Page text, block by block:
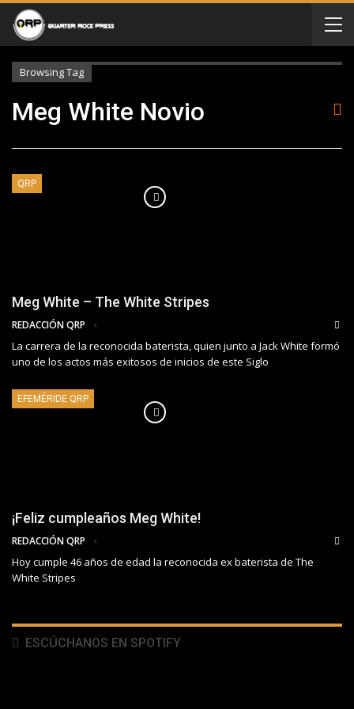
Browsing Tag
Meg White Novio
QRP
Meg White – The White Stripes
REDACCIÓN QRP
La carrera de la reconocida baterista, quien junto a Jack White formó
uno de los actos más exitosos de inicios de este Siglo
EFEMÉRIDE QRP
¡Feliz cumpleaños Meg White!
REDACCIÓN QRP
Hoy cumple 46 años de edad la reconocida ex baterista de The
White Stripes
ESCÚCHANOS EN SPOTIFY